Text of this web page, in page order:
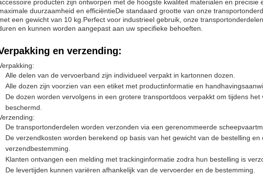
producten zijn ontworpen met de hoogste kwaliteit materialen en precisie
duurzaamheid en efficiëntieDe standaard grootte van onze
een gewicht van 10 kg.Perfect voor industrieel gebruik, onze
en kunnen worden aangepast aan uw specifieke behoeften.
en verzending:
Alle delen van de vervoerband zijn individueel verpakt in kartonnen dozen.
Alle dozen zijn voorzien van een etiket met productinformatie en
De dozen worden vervolgens in een grotere transportdoos verpakkt om tijdens het
beschermd.
De transportonderdelen worden verzonden via een gerenommeerde
De verzendkosten worden berekend op basis van het gewicht van de bestelling en
verzendbestemming.
Klanten ontvangen een melding met trackinginformatie zodra hun bestelling is
De levertijden kunnen variëren afhankelijk van de vervoerder en de bestemming.